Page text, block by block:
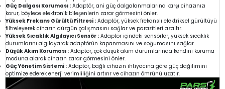
Güç Dalgası Koruması : Adaptör, ani güç dalgalanmalarına karşı cihazınızı
korur, böylece elektronik bileşenlerin zarar görmesini önler.
Yüksek Frekans Gürültü Filtresi : Adaptör, yüksek frekanslı elektriksel gürültüyü
filtreleyerek cihazın düzgün çalışmasını sağlar ve parazitleri azaltır.
Yüksek Sıcaklık Algılayıcı Sensör : Adaptör içindeki sensörler, yüksek sıcaklık
durumlarını algılayarak adaptörün kapanmasını ve soğumasını sağlar.
Düşük Akım Koruması : Adaptör, çok düşük akım durumlarında kendini koruma
moduna alarak cihazın zarar görmesini önler.
Güç Yönetim Sistemi : Adaptör, bağlı cihazın ihtiyacına göre güç dağılımını
optimize ederek enerji verimliliğini artırır ve cihazın ömrünü uzatır.